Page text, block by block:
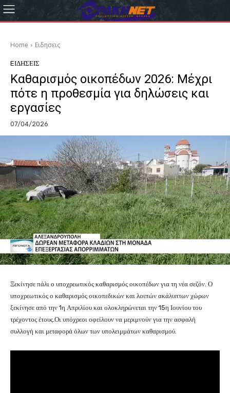
Home Eιδησεις
EΙΔΗΣΕΙΣ
Καθαρισμός οικοπέδων 2026: Μέχρι
πότε η προθεσμία για δηλώσεις και
εργασίες
07/04/2026
Ξεκίνησε πάλι ο υποχρεωτικός καθαρισμός οικοπέδων για τη νέα σεζόν. Ο
υποχρεωτικός ο καθαρισμός οικοπεδικών και λοιπών ακάλυπτων χώρων
ξεκίνησε από την 1η Απριλίου και ολοκληρώνεται την 15η Ιουνίου του
τρέχοντος έτους.Οι υπόχρεοι οφείλουν να μεριμνούν για την ασφαλή
συλλογή και μεταφορά όλων των υπολειμμάτων καθαρισμού.